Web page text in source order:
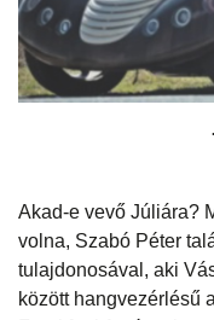
Akad-e vevő Júliára?
volna, Szabó Péter
tulajdonosával, aki
között hangvezérlésű